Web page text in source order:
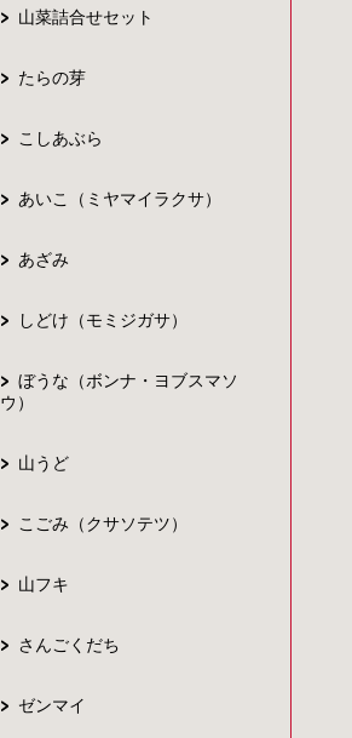
山菜詰合せセット
たらの芽
こしあぶら
あいこ（ミヤマイラクサ）
あざみ
しどけ（モミジガサ）
ぼうな（ボンナ・ヨブスマソ
ウ）
山うど
こごみ（クサソテツ）
山フキ
さんごくだち
ゼンマイ